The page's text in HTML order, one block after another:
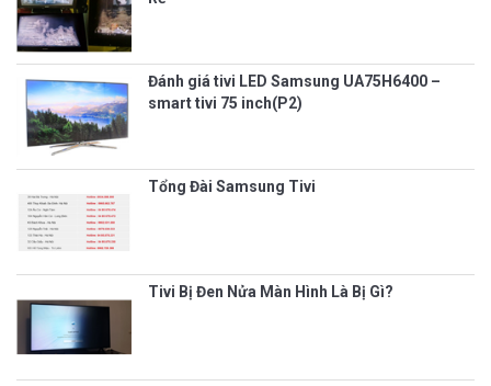
Đánh giá tivi LED Samsung UA75H6400 –
smart tivi 75 inch(P2)
Tổng Đài Samsung Tivi
Tivi Bị Đen Nửa Màn Hình Là Bị Gì?